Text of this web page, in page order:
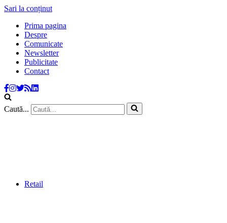
Sari la conținut
Prima pagina
Despre
Comunicate
Newsletter
Publicitate
Contact
Caută...
Retail